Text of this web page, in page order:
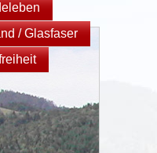
/ Glasfaser